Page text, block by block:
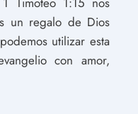
un regalo de Dios
utilizar esta
con amor,